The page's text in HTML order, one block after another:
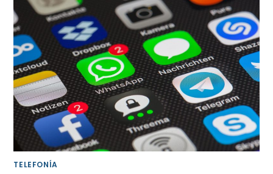
TELEFONÍA